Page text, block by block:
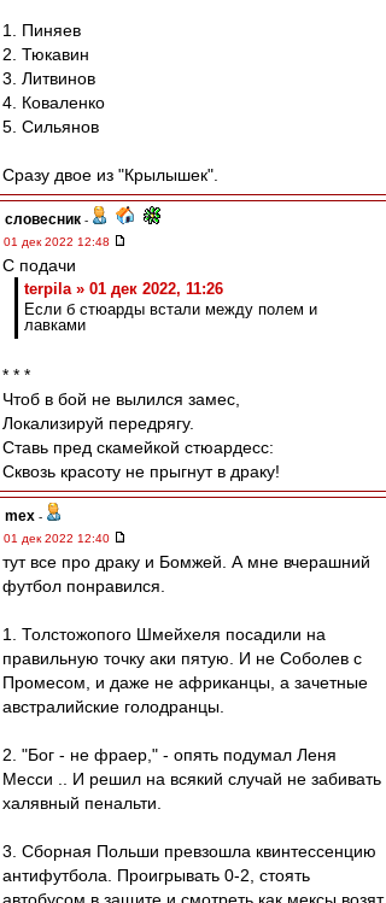
1. Пиняев
2. Тюкавин
3. Литвинов
4. Коваленко
5. Сильянов
Сразу двое из "Крылышек".
словесник -
01 дек 2022 12:48
С подачи
terpila » 01 дек 2022, 11:26
Если б стюарды встали между полем и
лавками
* * *
Чтоб в бой не вылился замес,
Локализируй передрягу.
Ставь пред скамейкой стюардесс:
Сквозь красоту не прыгнут в драку!
mex -
01 дек 2022 12:40
тут все про драку и Бомжей. А мне вчерашний
футбол понравился.
1. Толстожопого Шмейхеля посадили на
правильную точку аки пятую. И не Соболев с
Промесом, и даже не африканцы, а зачетные
австралийские голодранцы.
2. "Бог - не фраер," - опять подумал Леня
Месси .. И решил на всякий случай не забивать
халявный пенальти.
3. Сборная Польши превзошла квинтессенцию
антифутбола. Проигрывать 0-2, стоять